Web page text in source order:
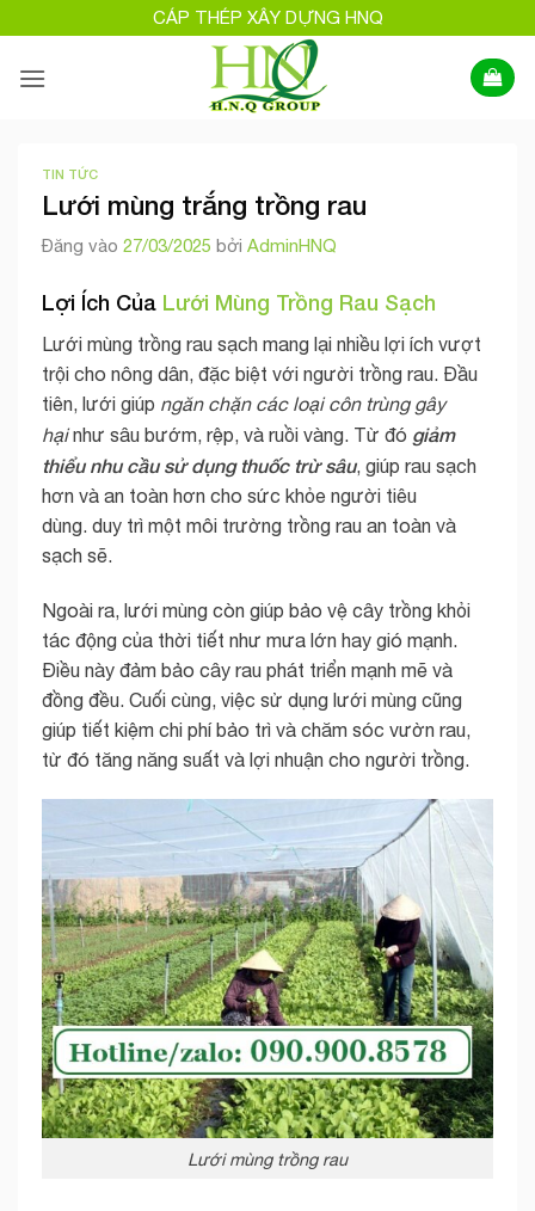
qua
nội
CÁP THÉP XÂY DỰNG HNQ
TIN TỨC
Lưới mùng trắng trồng rau
Đăng vào 27/03/2025 bởi AdminHNQ
Lợi Ích Của Lưới Mùng Trồng Rau Sạch
Lưới mùng trồng rau sạch mang lại nhiều lợi ích vượt
trội cho nông dân, đặc biệt với người trồng rau. Đầu
tiên, lưới giúp ngăn chặn các loại côn trùng gây
hạinhư sâu bướm, rệp, và ruồi vàng. Từ đó giảm
thiểu nhu cầu sử dụng thuốc trừ sâu, giúp rau sạch
hơn và an toàn hơn cho sức khỏe người tiêu
dùng. duy trì một môi trường trồng rau an toàn và
sạch sẽ.
Ngoài ra, lưới mùng còn giúp bảo vệ cây trồng khỏi
tác động của thời tiết như mưa lớn hay gió mạnh.
Điều này đảm bảo cây rau phát triển mạnh mẽ và
đồng đều. Cuối cùng, việc sử dụng lưới mùng cũng
giúp tiết kiệm chi phí bảo trì và chăm sóc vườn rau,
từ đó tăng năng suất và lợi nhuận cho người trồng.
Lưới mùng trồng rau